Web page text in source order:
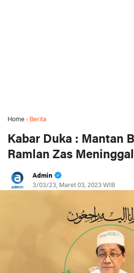
Home › Berita
Kabar Duka : Mantan
Ramlan Zas
Admin
3/03/23, Maret 03, 2023 WIB